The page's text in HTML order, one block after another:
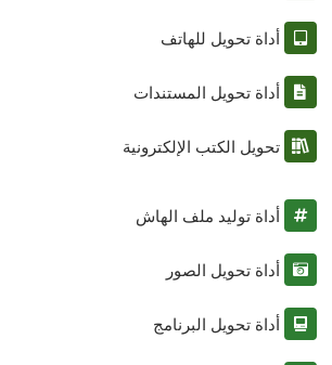
أداة تحويل للهاتف
أداة تحويل المستندات
تحويل الكتب الإلكترونية
أداة توليد ملف الهاش
أداة تحويل الصور
أداة تحويل البرنامج